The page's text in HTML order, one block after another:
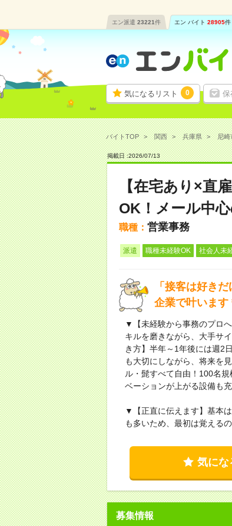
エン派遣 23221件 エン バイト 28905件
気になるリスト 0 保
バイトTOP 関西 兵庫県 尼崎
掲載日 :2026/07/13
【在宅あり×直
OK！メール中
職種： 営業事務
派遣 職種未経験OK 社会人未
「接客は好き
企業で叶います
▼【未経験から事務のプロ
キルを磨きながら、大手サ
き方】半年～1年後には週2
も大切にしながら、将来を
ル・髭すべて自由！100名
ベーションが上がる設備も充
▼【正直に伝えます】基本
も多いため、最初は覚える
気にな
募集情報